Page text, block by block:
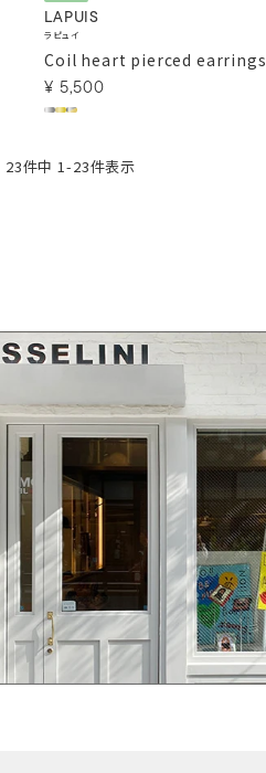
LAPUIS
ラピュイ
Coil heart pierced earrings
¥ 5,500
23件中 1 -23件表示